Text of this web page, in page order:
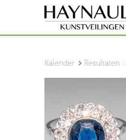
Kalender Resultaten